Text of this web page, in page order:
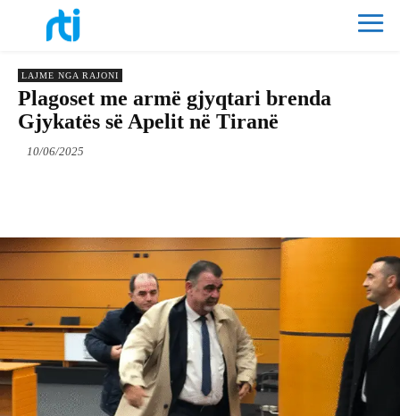
LAJME NGA RAJONI
Plagoset me armë gjyqtari brenda
Gjykatës së Apelit në Tiranë
10/06/2025